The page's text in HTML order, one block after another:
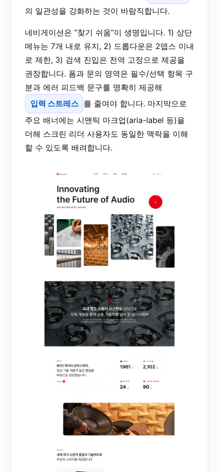
의 일관성을 강화하는 것이 바람직합니다.
네비게이션은 “찾기 쉬움”이 생명입니다. 1) 상단
메뉴는 7개 내로 유지, 2) 드롭다운은 2뎁스 이내
로 제한, 3) 검색 진입은 전역 고정으로 제공을
권장합니다. 폼과 문의 영역은 필수/선택 항목 구
분과 에러 피드백 문구를 명확히 제공해
입력 스트레스 를 줄여야 합니다. 마지막으로
주요 배너에는 시맨틱 마크업(aria-label 등)을
더해 스크린 리더 사용자도 동일한 맥락을 이해
할 수 있도록 배려합니다.